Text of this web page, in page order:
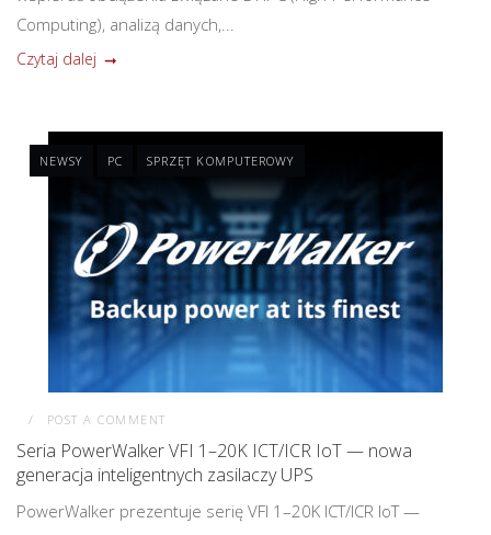
Computing), analizą danych,...
Czytaj dalej
NEWSY PC SPRZĘT KOMPUTEROWY
POST A COMMENT
Seria PowerWalker VFI 1–20K ICT/ICR IoT — nowa
generacja inteligentnych zasilaczy UPS
PowerWalker prezentuje serię VFI 1–20K ICT/ICR IoT —